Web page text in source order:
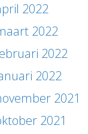
2022
2022
2022
2022
2021
2021